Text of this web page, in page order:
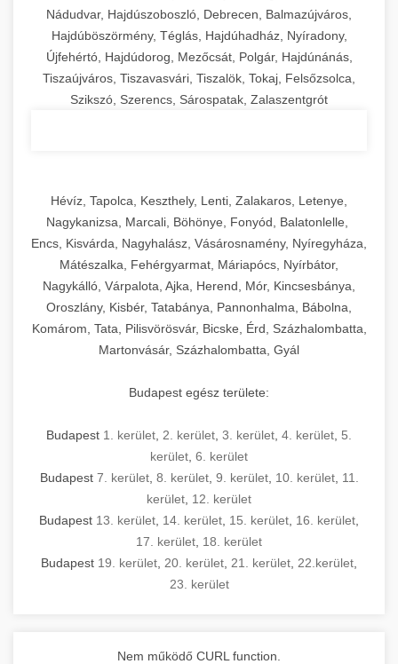
Nádudvar, Hajdúszoboszló, Debrecen, Balmazújváros,
Hajdúböszörmény, Téglás, Hajdúhadház, Nyíradony,
Újfehértó, Hajdúdorog, Mezőcsát, Polgár, Hajdúnánás,
Tiszaújváros, Tiszavasvári, Tiszalök, Tokaj, Felsőzsolca,
Szikszó, Szerencs, Sárospatak, Zalaszentgrót
Hévíz, Tapolca, Keszthely, Lenti, Zalakaros, Letenye,
Nagykanizsa, Marcali, Böhönye, Fonyód, Balatonlelle,
Encs, Kisvárda, Nagyhalász, Vásárosnamény, Nyíregyháza,
Mátészalka, Fehérgyarmat, Máriapócs, Nyírbátor,
Nagykálló, Várpalota, Ajka, Herend, Mór, Kincsesbánya,
Oroszlány, Kisbér, Tatabánya, Pannonhalma, Bábolna,
Komárom, Tata, Pilisvörösvár, Bicske, Érd, Százhalombatta,
Martonvásár, Százhalombatta, Gyál
Budapest egész területe:
Budapest 1. kerület 2. kerület 3. kerület 4. kerület 5.
kerület 6. kerület
Budapest 7. kerület, 8. kerület, 9. kerület, 10. kerület, 11.
kerület 12. kerület
Budapest 13. kerület 14. kerület 15. kerület 16. kerület
17. kerület 18. kerület
Budapest 19. kerület 20. kerület 21. kerület 22.kerület
23. kerület
Nem működő CURL function.